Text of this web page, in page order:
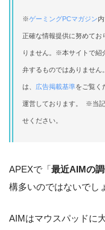
※ゲーミングPCマガジン
正確な情報提供に努めてお
りません。※本サイトで紹
弁するものではありませ
は、 広告掲載基準をご覧く
運営しております。 ※当記
せください。
APEXで「最近AIMの
構多いのではないでし
AIMはマウスパッドに